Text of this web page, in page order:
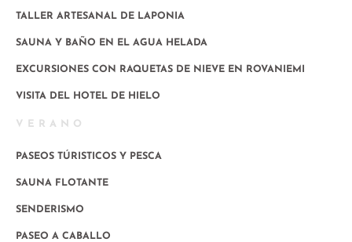
TALLER ARTESANAL DE LAPONIA
SAUNA Y BAÑO EN EL AGUA HELADA
EXCURSIONES CON RAQUETAS DE NIEVE EN ROVANIEMI
VISITA DEL HOTEL DE HIELO
VERANO
PASEOS TÚRISTICOS Y PESCA
SAUNA FLOTANTE
SENDERISMO
PASEO A CABALLO